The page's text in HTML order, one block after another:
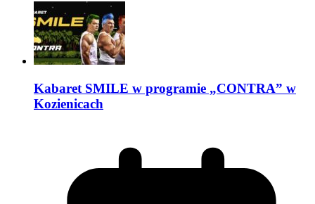
Kabaret SMILE w programie „CONTRA” w
Kozienicach